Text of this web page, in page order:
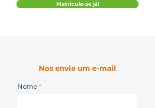
Matricule-se já!
Nos envie um e-mail
Nome